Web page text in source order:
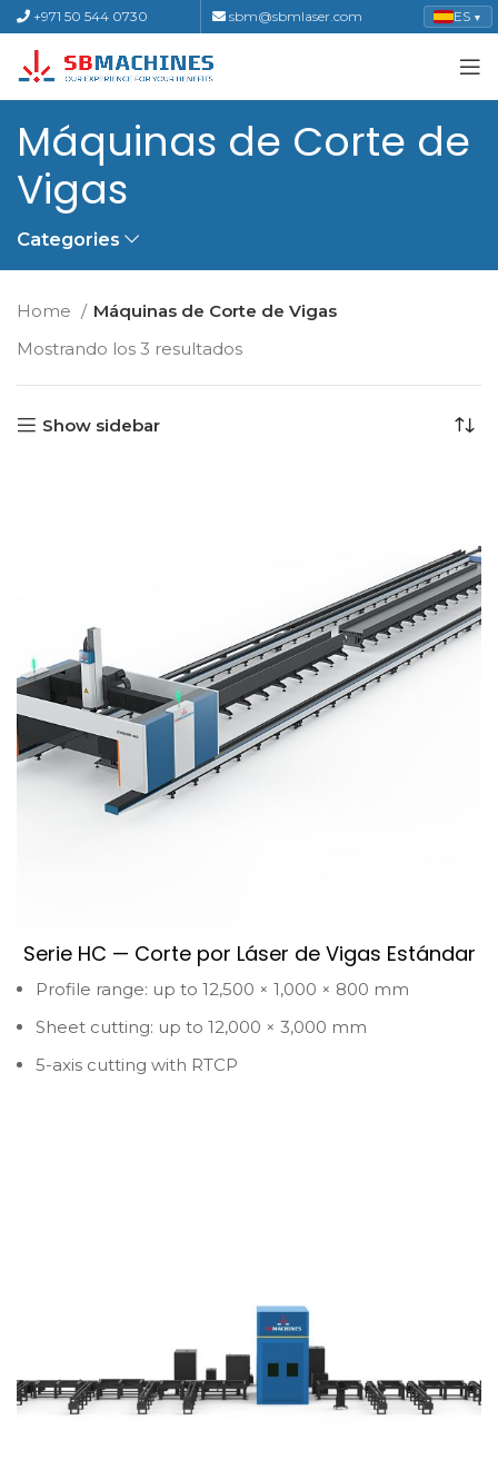
+971 50 544 0730 sbm@sbmlaser.com ES ▼
Máquinas de Corte de
Vigas
Categories
Home
Máquinas de Corte de Vigas
Mostrando los 3 resultados
Show sidebar
Serie HC — Corte por Láser de Vigas Estándar
Profile range: up to 12,500 × 1,000 × 800 mm
Sheet cutting: up to 12,000 × 3,000 mm
5-axis cutting with RTCP